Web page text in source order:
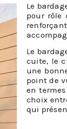
Le
pour rôle
Le
cuite, le
une
point de
en
choix
qui